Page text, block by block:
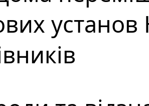
установ